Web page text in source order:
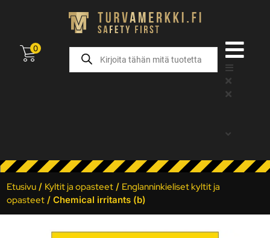
0
Etusivu / Kyltit ja opasteet / Englanninkieliset kyltit ja
opasteet / Chemical irritants (b)